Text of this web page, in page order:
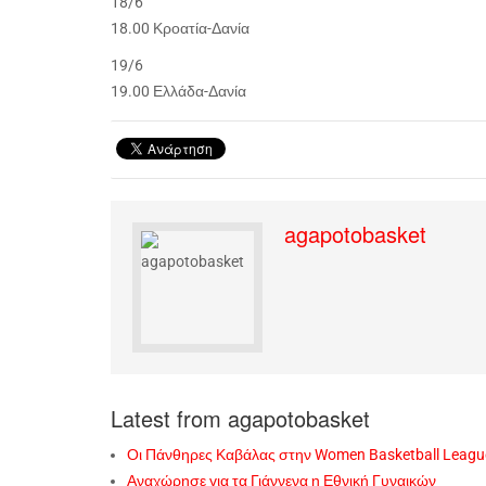
18.00 Κροατία-Δανία
19/6
19.00 Ελλάδα-Δανία
agapotobasket
Latest from agapotobasket
Οι Πάνθηρες Καβάλας στην Women Basketball
Αναχώρησε για τα Γιάννενα η Εθνική Γυναικών